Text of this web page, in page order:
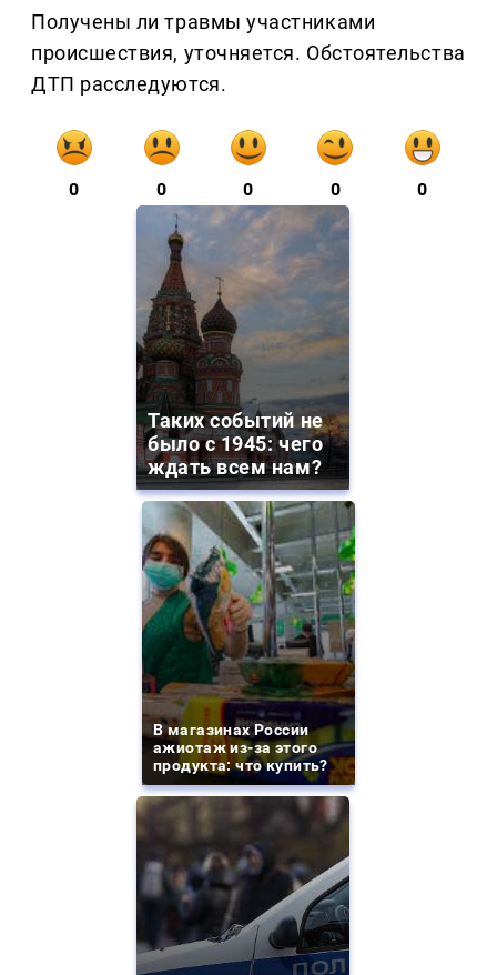
Получены ли травмы участниками
происшествия, уточняется. Обстоятельства
ДТП расследуются.
0 0 0 0 0
Таких событий не
было с 1945: чего
ждать всем нам?
В магазинах России
ажиотаж из-за этого
продукта: что купить?